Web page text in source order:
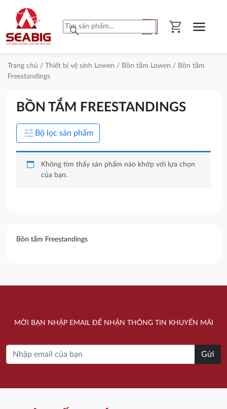
search shopping_cart menu
Trang chủ / Thiết bị vệ sinh Lowen / Bồn tắm Lowen / Bồn tắm
Freestandings
BỒN TẮM FREESTANDINGS
tune Bộ lọc sản phẩm
Không tìm thấy sản phẩm nào khớp với lựa chọn
của bạn.
Bồn tắm Freestandings
MỜI BẠN NHẬP EMAIL ĐỂ NHẬN THÔNG TIN KHUYẾN MÃI
Gửi